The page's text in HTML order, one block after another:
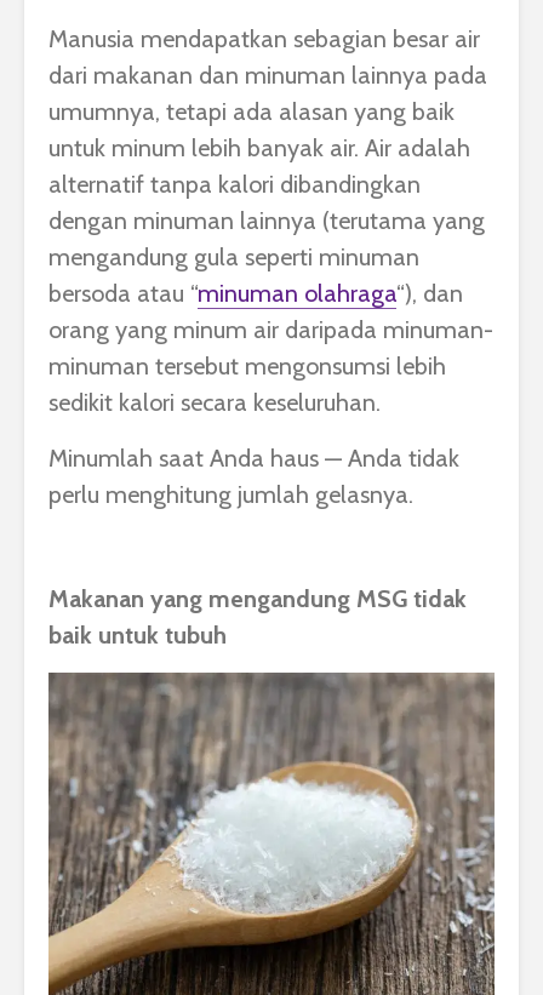
Manusia mendapatkan sebagian besar air
dari makanan dan minuman lainnya pada
umumnya, tetapi ada alasan yang baik
untuk minum lebih banyak air. Air adalah
alternatif tanpa kalori dibandingkan
dengan minuman lainnya (terutama yang
mengandung gula seperti minuman
bersoda atau “minuman olahraga“), dan
orang yang minum air daripada minuman-
minuman tersebut mengonsumsi lebih
sedikit kalori secara keseluruhan.
Minumlah saat Anda haus — Anda tidak
perlu menghitung jumlah gelasnya.
Makanan yang mengandung MSG tidak
baik untuk tubuh